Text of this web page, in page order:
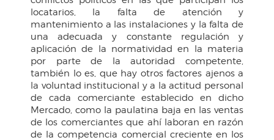
locatarios, la falta de atención y
mantenimiento a las instalaciones y la falta de
una adecuada y constante regulación y
aplicación de la normatividad en la materia
por parte de la autoridad competente,
también lo es, que hay otros factores ajenos a
la voluntad institucional y a la actitud personal
de cada comerciante establecido en dicho
Mercado, como la paulatina baja en las ventas
de los comerciantes que ahí laboran en razón
de la competencia comercial creciente en los